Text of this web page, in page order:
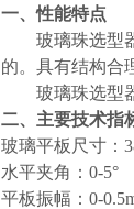
一、性能特点
玻璃珠选型
的。具有结构合
玻璃珠选型
二、 主要技术指
玻璃平板尺寸：
水平夹角：0-5°
平板振幅：0-